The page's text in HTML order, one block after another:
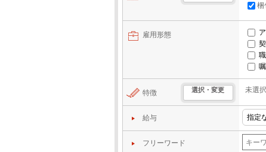
梱
雇用形態
特徴 選択・変更 未選択
給与
フリーワード